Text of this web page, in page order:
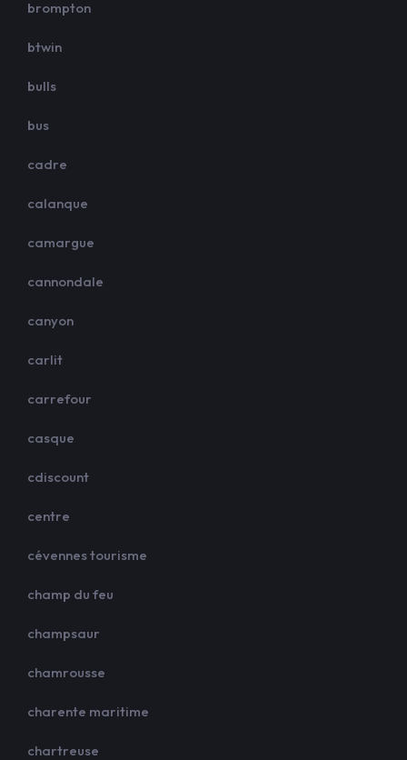
brompton
btwin
bulls
bus
cadre
calanque
camargue
cannondale
canyon
carlit
carrefour
casque
cdiscount
centre
cévennes tourisme
champ du feu
champsaur
chamrousse
charente maritime
chartreuse